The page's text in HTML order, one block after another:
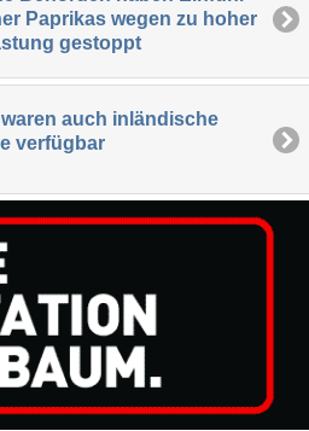
Paprikas wegen zu hoher
gestoppt
waren auch inländische
verfügbar